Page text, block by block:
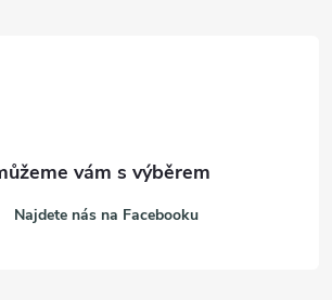
Najdete nás na Facebooku